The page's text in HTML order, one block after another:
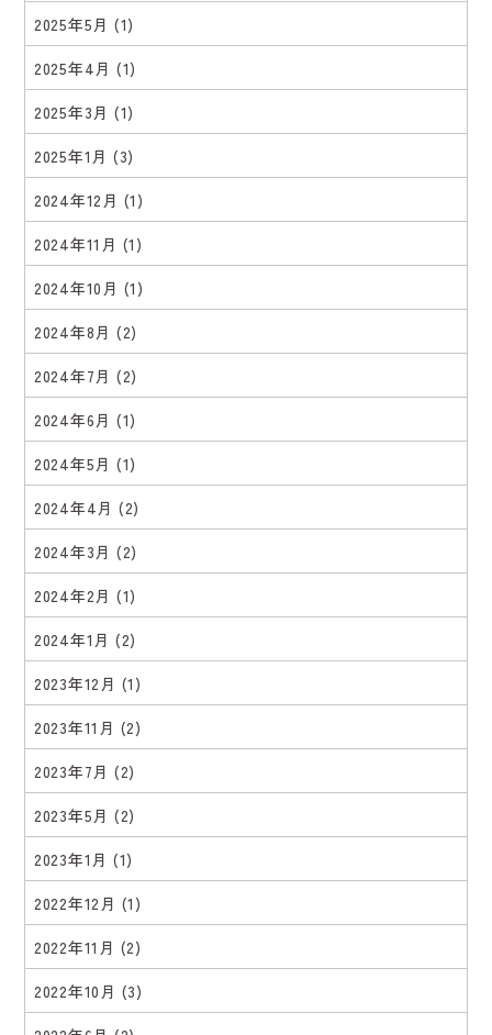
2025年5月 (1)
2025年4月 (1)
2025年3月 (1)
2025年1月 (3)
2024年12月 (1)
2024年11月 (1)
2024年10月 (1)
2024年8月 (2)
2024年7月 (2)
2024年6月 (1)
2024年5月 (1)
2024年4月 (2)
2024年3月 (2)
2024年2月 (1)
2024年1月 (2)
2023年12月 (1)
2023年11月 (2)
2023年7月 (2)
2023年5月 (2)
2023年1月 (1)
2022年12月 (1)
2022年11月 (2)
2022年10月 (3)